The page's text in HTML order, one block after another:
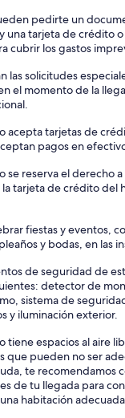
pedirte un
una tarjeta de crédito
cubrir los gastos
las solicitudes
el momento de la
acepta tarjetas de
pagos en
se reserva el derecho
tarjeta de crédito del
fiestas y eventos,
y bodas, en las
de seguridad de
detector de
sistema de
y iluminación exterior.
tiene espacios al aire
que pueden no ser
te recomendamos
de tu llegada para
habitación adecuada